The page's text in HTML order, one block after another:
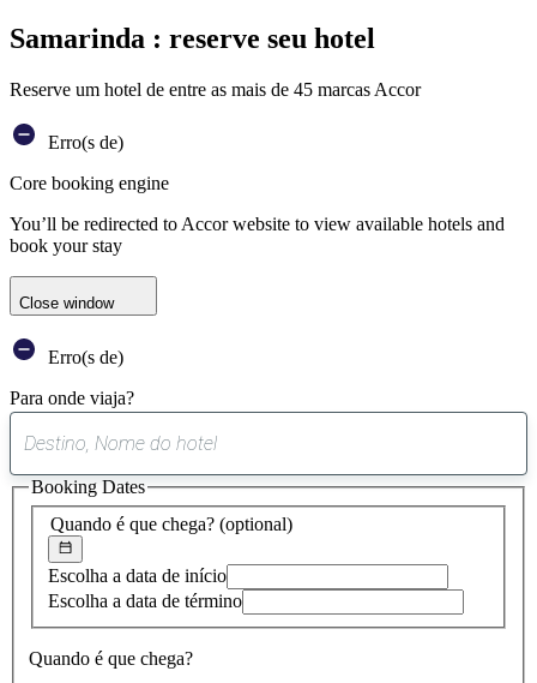
Samarinda : reserve seu hotel
Reserve um hotel de entre as mais de 45 marcas Accor
Erro(s de)
Core booking engine
You’ll be redirected to Accor website to view available hotels and
book your stay
Close window
Erro(s de)
Para onde viaja?
sugestão
encontrada
Quando é que chega? (optional)
Escolha a data de início
Escolha a data de término
Quando é que chega?
Booking Dates